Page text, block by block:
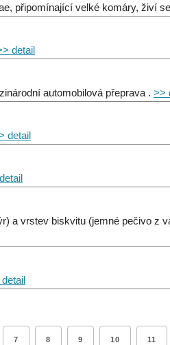
připomínající velké komáry, živí
detail
automobilová přeprava . >>
detail
a vrstev biskvitu (jemné pečivo z
7 8 9 10 11